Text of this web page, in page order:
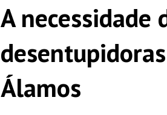
A necessidade
Álamos